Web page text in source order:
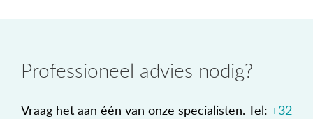
Professioneel advies nodig?
Vraag het aan één van onze specialisten. Tel: +32